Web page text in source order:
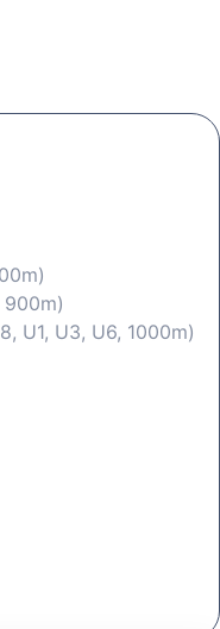
900m)
U1, U3, U6, 1000m)